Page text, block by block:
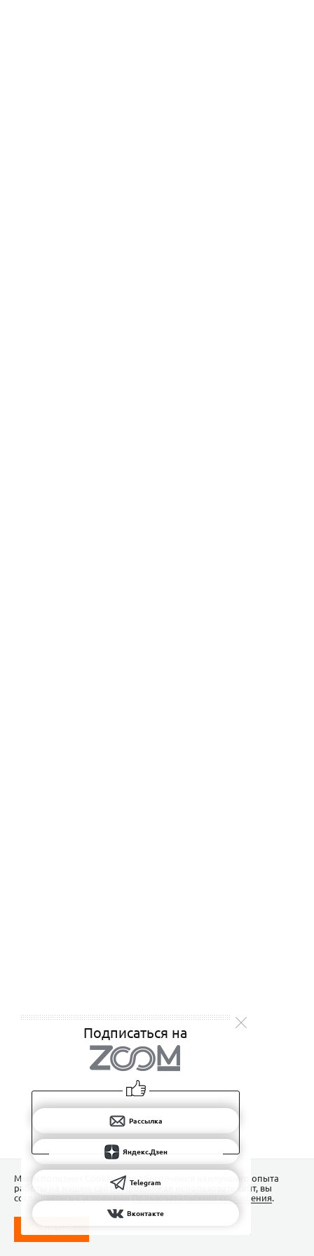
Подписаться на
Рассылка
Яндекс.Дзен
Telegram
Вконтакте
Мы используем Сookies для обеспечения наилучшего опыта
работы на нашем сайте. Продолжая использовать сайт, вы
соглашаетесь с условиямиПользовательского соглашения.
ПОНЯТНО